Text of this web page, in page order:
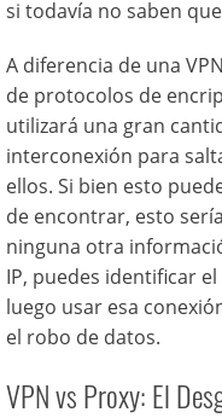
si todavía no saben
A diferencia de una
de protocolos de
utilizará una gran
interconexión para
ellos. Si bien esto
de encontrar, esto
ninguna otra
IP, puedes identificar
luego usar esa
el robo de datos.
VPN vs Proxy: El